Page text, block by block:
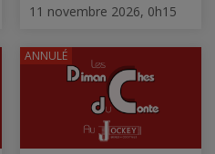
11 novembre 2026, 0h15
ANNULÉ